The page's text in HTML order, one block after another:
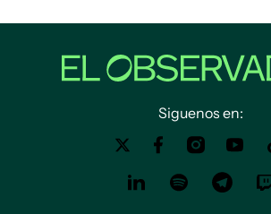
Siguenos en: